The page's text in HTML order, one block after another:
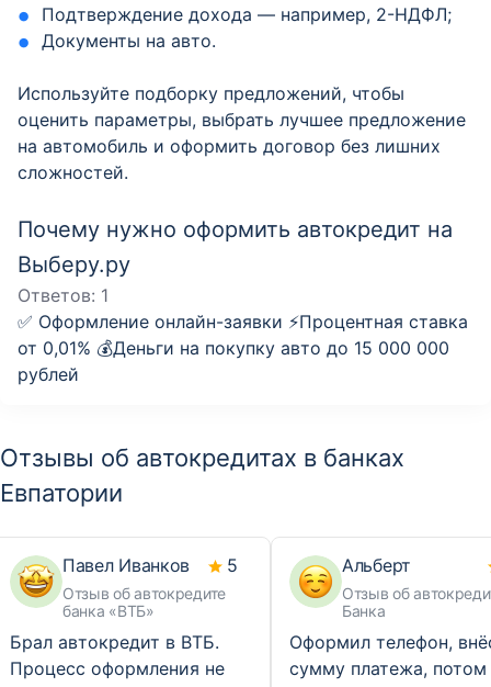
Подтверждение дохода — например, 2-НДФЛ;
Документы на авто.
Используйте подборку предложений, чтобы
оценить параметры, выбрать лучшее предложение
на автомобиль и оформить договор без лишних
сложностей.
Почему нужно оформить автокредит на
Выберу.ру
Ответов: 1
✅ Оформление онлайн-заявки ⚡️Процентная ставка
от 0,01% 💰Деньги на покупку авто до 15 000 000
рублей
Отзывы об автокредитах в банках
Евпатории
Павел Иванков
Отзыв об автокредите
банка «ВТБ»
5
Брал автокредит в ВТБ.
Процесс оформления не
Альберт
Отзыв об
Банка
Оформил телефон,
сумму платежа, потом